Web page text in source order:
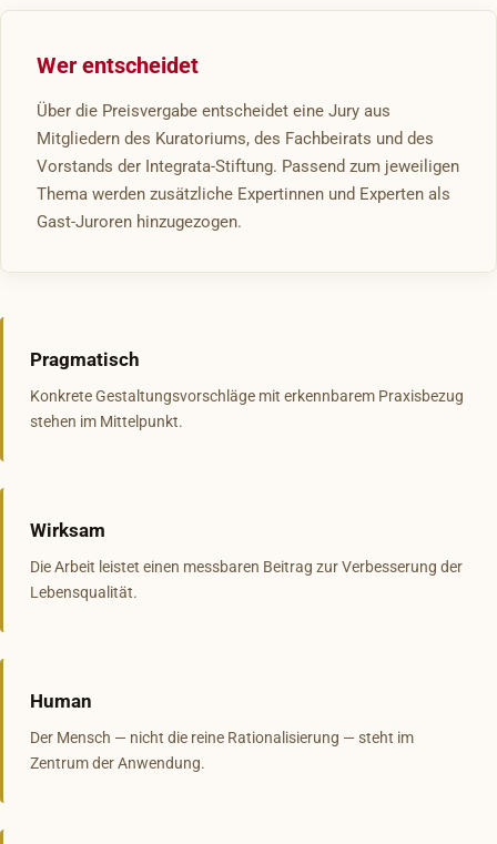
Wer entscheidet
Über die Preisvergabe entscheidet eine Jury aus
Mitgliedern des Kuratoriums, des Fachbeirats und des
Vorstands der Integrata-Stiftung. Passend zum jeweiligen
Thema werden zusätzliche Expertinnen und Experten als
Gast-Juroren hinzugezogen.
Pragmatisch
Konkrete Gestaltungsvorschläge mit erkennbarem Praxisbezug
stehen im Mittelpunkt.
Wirksam
Die Arbeit leistet einen messbaren Beitrag zur Verbesserung der
Lebensqualität.
Human
Der Mensch — nicht die reine Rationalisierung — steht im
Zentrum der Anwendung.